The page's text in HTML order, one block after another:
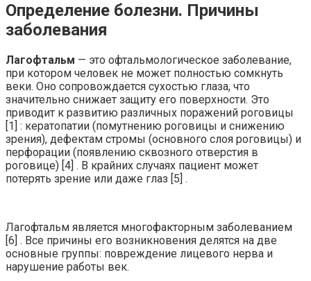
Определение болезни. Причины
заболевания
Лагофтальм — это офтальмологическое заболевание,
при котором человек не может полностью сомкнуть
веки. Оно сопровождается сухостью глаза, что
значительно снижает защиту его поверхности. Это
приводит к развитию различных поражений роговицы
[1] : кератопатии (помутнению роговицы и снижению
зрения), дефектам стромы (основного слоя роговицы) и
перфорации (появлению сквозного отверстия в
роговице) [4] . В крайних случаях пациент может
потерять зрение или даже глаз [5] .
Лагофтальм является многофакторным заболеванием
[6] . Все причины его возникновения делятся на две
основные группы: повреждение лицевого нерва и
нарушение работы век.